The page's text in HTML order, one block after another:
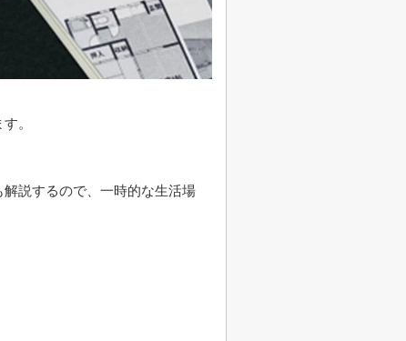
。
説するので、一時的な生活場